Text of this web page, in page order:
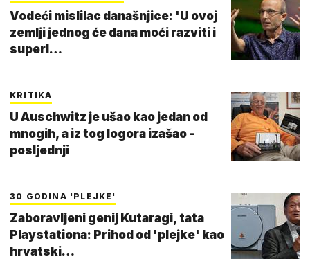
Vodeći mislilac današnjice: 'U ovoj
zemlji jednog će dana moći razviti i
superl…
KRITIKA
U Auschwitz je ušao kao jedan od
mnogih, a iz tog logora izašao -
posljednji
30 GODINA 'PLEJKE'
Zaboravljeni genij Kutaragi, tata
Playstationa: Prihod od 'plejke' kao
hrvatski…